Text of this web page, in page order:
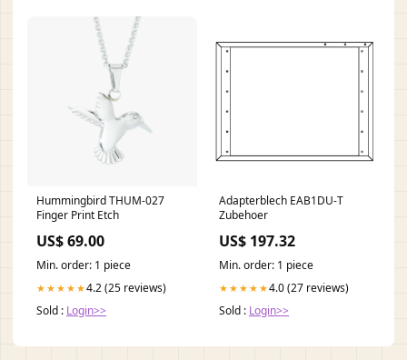
Hummingbird THUM-027
Finger Print Etch
US$ 69.00
Min. order: 1 piece
★★★★★4.2 (25 reviews)
Sold : Login>>
Adapterblech EAB1DU-T
Zubehoer
US$ 197.32
Min. order: 1 piece
★★★★★4.0 (27 reviews)
Sold : Login>>